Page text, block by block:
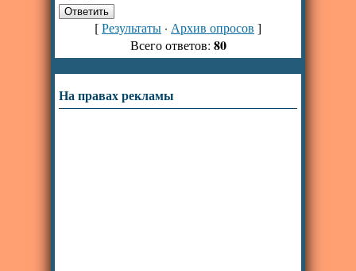
[Результаты · Архив опросов ]
Всего ответов: 80
На правах рекламы